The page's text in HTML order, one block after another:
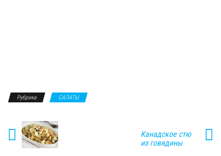
Рубрика САЛАТЫ
Канадское стю
из говядины